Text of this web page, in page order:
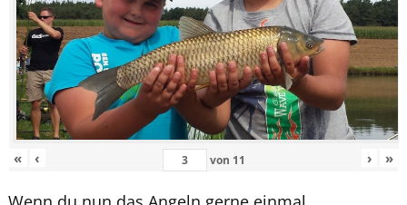
« ‹ von 11 › »